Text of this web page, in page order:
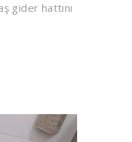
gider hattını